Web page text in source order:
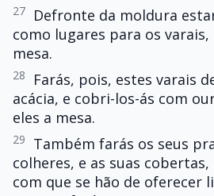
27
Defronte da moldura
como lugares para os varais,
mesa.
28
Farás, pois, estes varais
acácia, e cobri-los-ás com
eles a mesa.
29
Também farás os seus
colheres, e as suas
com que se hão de oferecer